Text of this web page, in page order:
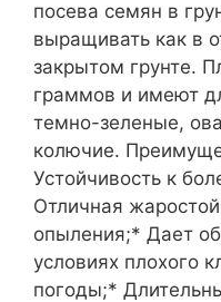
посева семян в
выращивать как в
закрытом грунте.
граммов и имеют
темно-зеленые,
колючие.
Устойчивость к
Отличная
опыления;* Дает
условиях плохого
погоды;*